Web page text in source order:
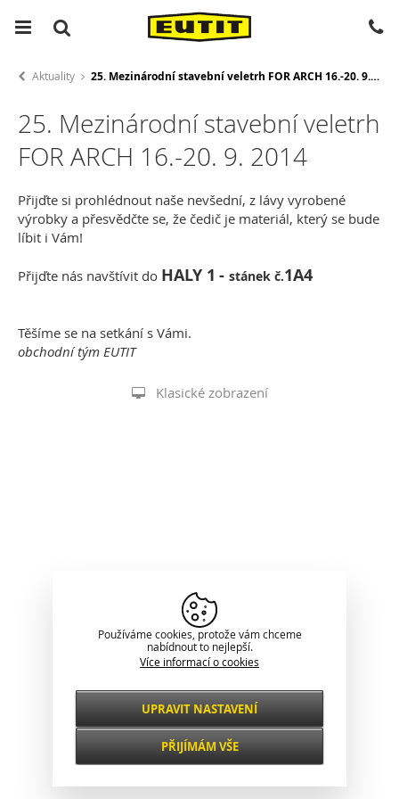
Aktuality 25. Mezinárodní stavební veletrh FOR ARCH 16.-20. 9. 2014
25. Mezinárodní stavební veletrh
FOR ARCH 16.-20. 9. 2014
Přijďte si prohlédnout naše nevšední, z lávy vyrobené
výrobky a přesvědčte se, že čedič je materiál, který se bude
líbit i Vám!
Přijďte nás navštívit do HALY 1 - stánek č.1A4
Těšíme se na setkání s Vámi.
obchodní tým EUTIT
Klasické zobrazení
Používáme cookies, protože vám chceme
nabídnout to nejlepší.
Více informací o cookies
Nezbytné
VŽDY AKTIVNÍ
Funkční a
UPRAVIT NASTAVENÍ
PŘIJÍMÁM VŠE